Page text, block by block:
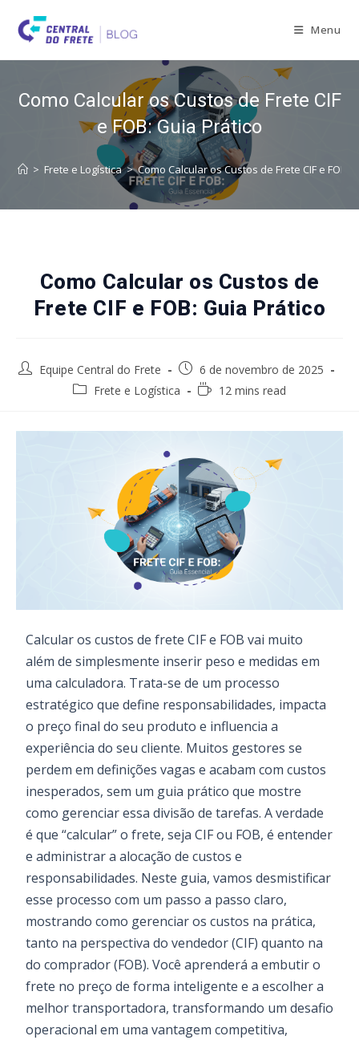
content
Menu
Como Calcular os Custos de Frete CIF
e FOB: Guia Prático
> Frete e Logística > Como Calcular os Custos de Frete CIF e FOB:
Como Calcular os Custos de
Frete CIF e FOB: Guia Prático
PostEquipe Central do Frete
Post
published:
6 de novembro de 2025
PostFrete e Logística
Reading12 mins read
Calcular os custos de frete CIF e FOB vai muito
além de simplesmente inserir peso e medidas em
uma calculadora. Trata-se de um processo
estratégico que define responsabilidades, impacta
o preço final do seu produto e influencia a
experiência do seu cliente. Muitos gestores se
perdem em definições vagas e acabam com custos
inesperados, sem um guia prático que mostre
como gerenciar essa divisão de tarefas. A verdade
é que “calcular” o frete, seja CIF ou FOB, é entender
e administrar a alocação de custos e
responsabilidades. Neste guia, vamos desmistificar
esse processo com um passo a passo claro,
mostrando como gerenciar os custos na prática,
tanto na perspectiva do vendedor (CIF) quanto na
do comprador (FOB). Você aprenderá a embutir o
frete no preço de forma inteligente e a escolher a
melhor transportadora, transformando um desafio
operacional em uma vantagem competitiva,